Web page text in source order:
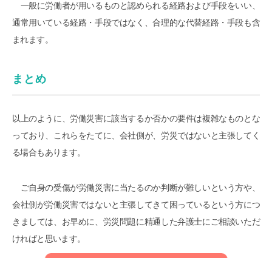
一般に労働者が用いるものと認められる経路および手段をいい、
通常用いている経路・手段ではなく、合理的な代替経路・手段も含
まれます。
まとめ
以上のように、労働災害に該当するか否かの要件は複雑なものとな
っており、これらをたてに、会社側が、労災ではないと主張してく
る場合もあります。
ご自身の受傷が労働災害に当たるのか判断が難しいという方や、
会社側が労働災害ではないと主張してきて困っているという方につ
きましては、お早めに、労災問題に精通した弁護士にご相談いただ
ければと思います。